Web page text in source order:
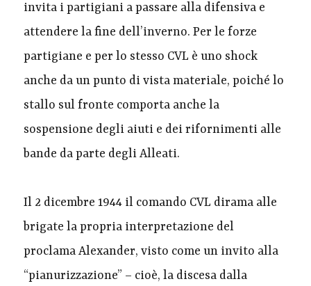
invita i partigiani a passare alla difensiva e
attendere la fine dell’inverno. Per le forze
partigiane e per lo stesso CVL è uno shock
anche da un punto di vista materiale, poiché lo
stallo sul fronte comporta anche la
sospensione degli aiuti e dei rifornimenti alle
bande da parte degli Alleati.
Il 2 dicembre 1944 il comando CVL dirama alle
brigate la propria interpretazione del
proclama Alexander, visto come un invito alla
“pianurizzazione” – cioè, la discesa dalla